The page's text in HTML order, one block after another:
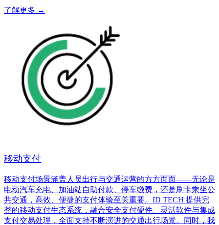
了解更多 →
移动支付
移动支付场景涵盖人员出行与交通运营的方方面面——无论是
电动汽车充电、加油站自助付款、停车缴费，还是刷卡乘坐公
共交通，高效、便捷的支付体验至关重要。ID TECH 提供完
整的移动支付生态系统，融合安全支付硬件、灵活软件与集成
支付交易处理，全面支持不断演进的交通出行场景。同时，我